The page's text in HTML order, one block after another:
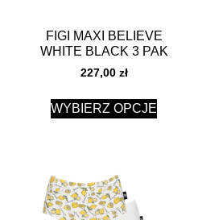
FIGI MAXI BELIEVE
WHITE BLACK 3 PAK
227,00 zł
WYBIERZ OPCJE